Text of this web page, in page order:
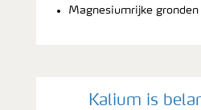
Magnesiumrijke gronden
Kalium is